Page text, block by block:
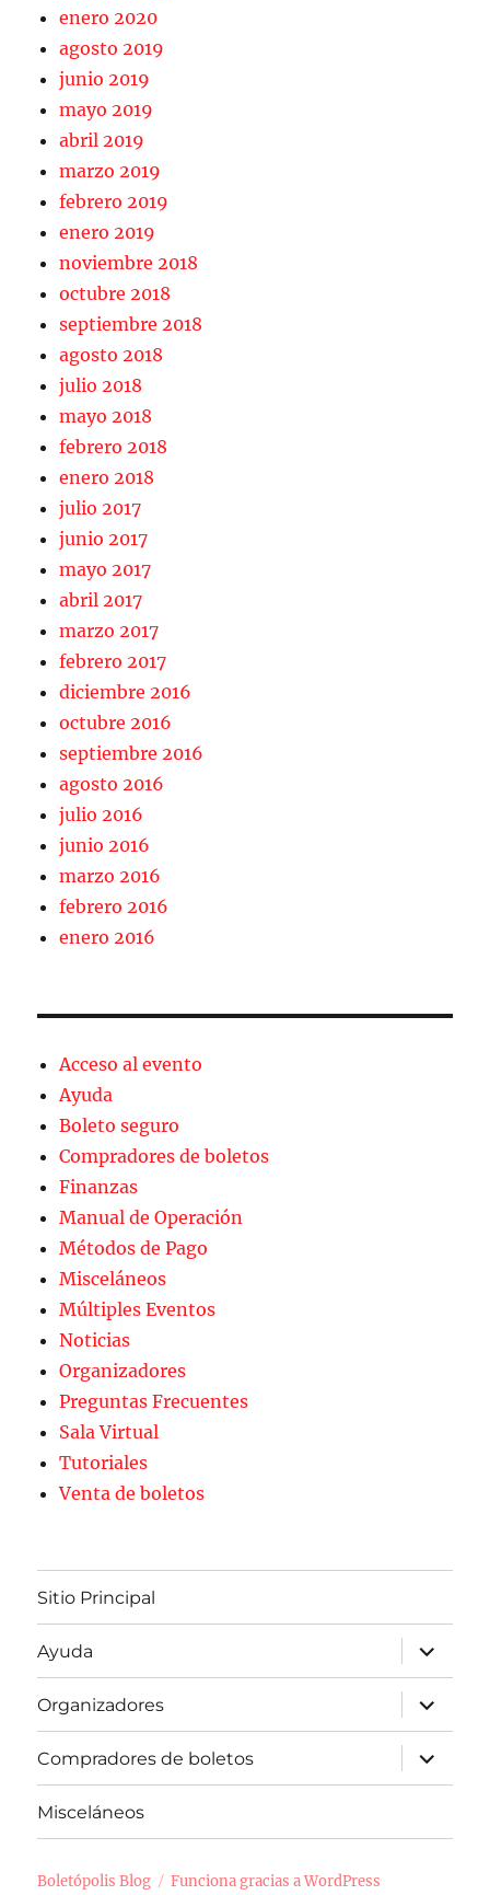
enero 2020
agosto 2019
junio 2019
mayo 2019
abril 2019
marzo 2019
febrero 2019
enero 2019
noviembre 2018
octubre 2018
septiembre 2018
agosto 2018
julio 2018
mayo 2018
febrero 2018
enero 2018
julio 2017
junio 2017
mayo 2017
abril 2017
marzo 2017
febrero 2017
diciembre 2016
octubre 2016
septiembre 2016
agosto 2016
julio 2016
junio 2016
marzo 2016
febrero 2016
enero 2016
Acceso al evento
Ayuda
Boleto seguro
Compradores de boletos
Finanzas
Manual de Operación
Métodos de Pago
Misceláneos
Múltiples Eventos
Noticias
Organizadores
Preguntas Frecuentes
Sala Virtual
Tutoriales
Venta de boletos
Sitio Principal
Ayuda
expande
el
menú
inferior
Organizadores
expande
el
menú
inferior
Compradores de boletos
expande
el
menú
Misceláneos
Boletópolis Blog Funciona gracias a WordPress